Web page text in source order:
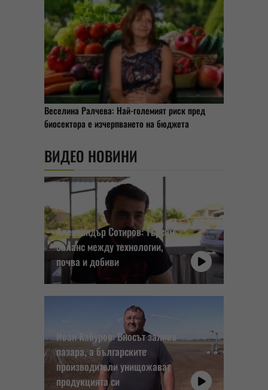
Веселина Ралчева: Най-големият риск пред
биосектора е изчерпването на бюджета
ВИДЕО НОВИНИ
Александър Сотиров: Търсим
баланс между технологии,
почва и добиви
Иван Кабуров: Вносът залива
пазара, а българските
производители унищожават
продукцията си